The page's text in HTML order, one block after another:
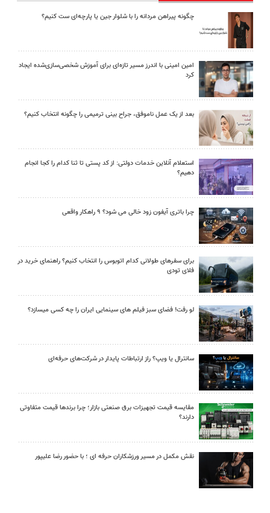
چگونه پیراهن مردانه را با شلوار جین یا پارچه‌ای ست کنیم؟
امین امینی با اندرز مسیر تازه‌ای برای آموزش شخصی‌سازی‌شده ایجاد
کرد
بعد از یک عمل ناموفق، جراح بینی ترمیمی را چگونه انتخاب کنیم؟
استعلام آنلاین خدمات دولتی: از کد پستی تا ثنا کدام را کجا انجام
دهیم؟
چرا باتری آیفون زود خالی می شود؟ ۹ راهکار واقعی
برای سفرهای طولانی کدام اتوبوس را انتخاب کنیم؟ راهنمای خرید در
فلای تودی
لو رفت! فضای سبز فیلم های سینمایی ایران را چه کسی میسازد؟
سانترال یا ویپ؟ راز ارتباطات پایدار در شرکت‌های حرفه‌ای
مقایسه قیمت تجهیزات برق صنعتی بازار؛ چرا برندها قیمت متفاوتی
دارند؟
نقش مکمل در مسیر ورزشکاران حرفه ای ؛ با حضور رضا علیپور